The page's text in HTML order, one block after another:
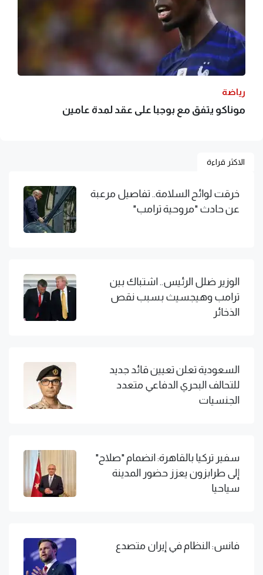
رياضة
موناكو يتفق مع بوجبا على عقد لمدة عامين
الاكثر قراءة
خرقت لوائح السلامة.. تفاصيل مرعبة
عن حادث "مروحية ترامب"
الوزير ضلل الرئيس.. اشتباك بين
ترامب وهيجسيث بسبب نقص
الذخائر
السعودية تعلن تعيين قائد جديد
للتحالف البحري الدفاعي متعدد
الجنسيات
سفير تركيا بالقاهرة: انضمام "صلاح"
إلى طرابزون يعزز حضور المدينة
سياحيا
فانس: النظام في إيران متصدع